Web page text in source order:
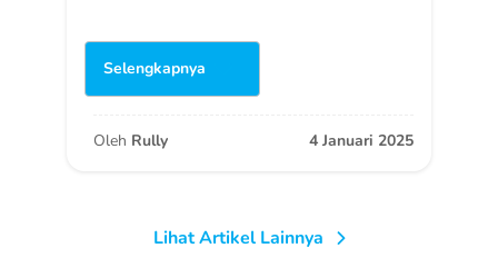
Selengkapnya
Oleh Rully 4 Januari 2025
Lihat Artikel Lainnya